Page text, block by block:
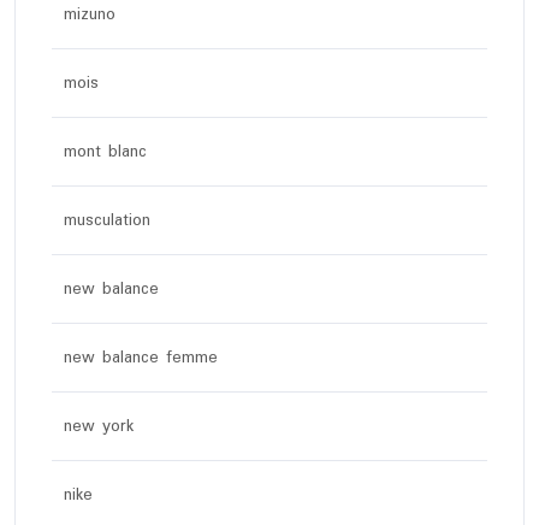
mizuno
mois
mont blanc
musculation
new balance
new balance femme
new york
nike